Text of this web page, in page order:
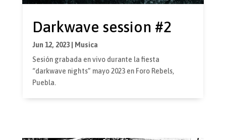
Darkwave session #2
Jun 12, 2023|
Musica
Sesión grabada en vivo durante la fiesta
“darkwave nights” mayo 2023 en Foro Rebels,
Puebla.